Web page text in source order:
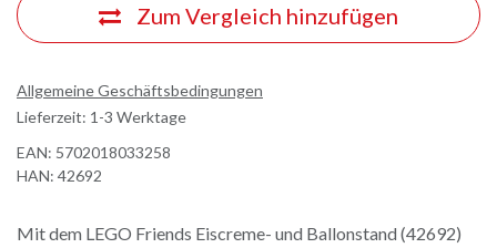
Zum Vergleich hinzufügen
Allgemeine Geschäftsbedingungen
Lieferzeit: 1-3 Werktage
EAN: 5702018033258
HAN: 42692
Mit dem LEGO Friends Eiscreme- und Ballonstand (42692)